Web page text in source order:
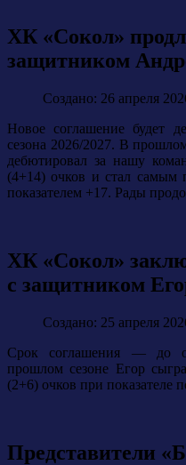
ХК «Сокол»
защитником
Создано: 26 апреля
Новое соглашение будет
сезона 2026/2027. В
дебютировал за нашу
(4+14) очков и стал самым
показателем +17. Рады
ХК «Сокол»
с защитником
Создано: 25 апреля
Срок соглашения — до
прошлом сезоне Егор
(2+6) очков при показателе
Представители